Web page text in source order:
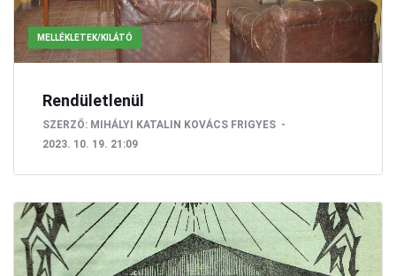
MELLÉKLETEK/KILÁTÓ
Rendületlenül
SZERZŐ: MIHÁLYI KATALIN KOVÁCS FRIGYES
2023. 10. 19. 21:09